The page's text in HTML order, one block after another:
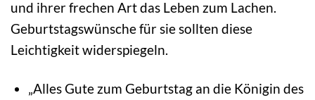
und ihrer frechen Art das Leben zum Lachen.
Geburtstagswünsche für sie sollten diese
Leichtigkeit widerspiegeln.
„Alles Gute zum Geburtstag an die Königin des